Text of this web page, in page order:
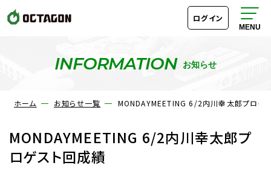
ログイン
INFORMATION お知らせ
ホーム お知らせ一覧 MONDAYMEETING 6/2内川幸太郎プロゲ
MONDAYMEETING 6/2内川幸太郎プ
ロゲスト回成績